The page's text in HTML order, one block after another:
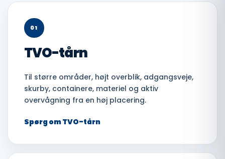
01
TVO-tårn
Til større områder, højt overblik, adgangsveje,
skurby, containere, materiel og aktiv
overvågning fra en høj placering.
Spørg om TVO-tårn